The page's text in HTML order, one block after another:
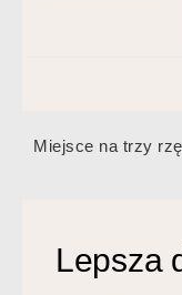
Miejsce na trzy
Lepsza